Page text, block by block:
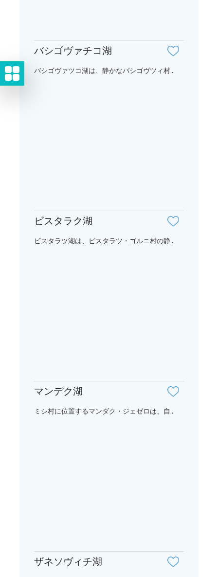
バシゴヴァチコ湖
バシゴヴァツコ湖は、静かなバシゴヴツィ村...
ビスタラク湖
ビスタラツ湖は、ビスタラツ・ゴルニ村の静...
マンデク湖
ミシ村に位置するマンダク・ジェゼロは、自...
ザネソヴィチ湖